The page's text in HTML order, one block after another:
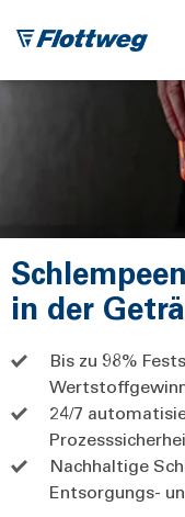
in der
Bis zu 98%
24/7
Nachhaltige
Entsorgungs-